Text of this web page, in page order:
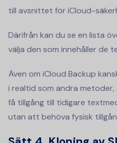
till avsnittet för iCloud-
Därifrån kan du se en lista
välja den som innehåller de
Även om iCloud Backup
i realtid som andra
få tillgång till tidigare
utan att behöva fysisk